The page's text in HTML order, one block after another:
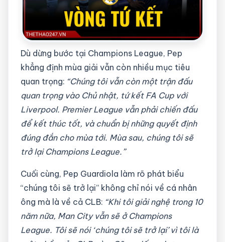
Dù dừng bước tại Champions League, Pep
khẳng định mùa giải vẫn còn nhiều mục tiêu
quan trọng: “Chúng tôi vẫn còn một trận đấu
quan trọng vào Chủ nhật, tứ kết FA Cup với
Liverpool. Premier League vẫn phải chiến đấu
để kết thúc tốt, và chuẩn bị những quyết định
đúng đắn cho mùa tới. Mùa sau, chúng tôi sẽ
trở lại Champions League.”
Cuối cùng, Pep Guardiola làm rõ phát biểu
“chúng tôi sẽ trở lại” không chỉ nói về cá nhân
ông mà là về cả CLB: “Khi tôi giải nghệ trong 10
năm nữa, Man City vẫn sẽ ở Champions
League. Tôi sẽ nói ‘chúng tôi sẽ trở lại’ vì tôi là